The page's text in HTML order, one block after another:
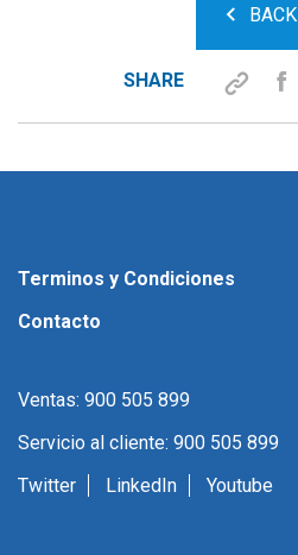
BACK
SHARE
Terminos y Condiciones
Contacto
Ventas: 900 505 899
Servicio al cliente: 900 505 899
Twitter
LinkedIn Youtube